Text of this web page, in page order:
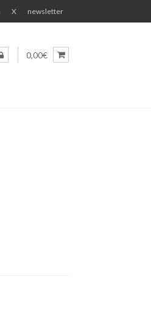
X newsletter
0,00€